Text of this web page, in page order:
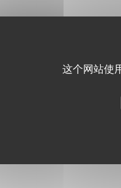
这个网站使